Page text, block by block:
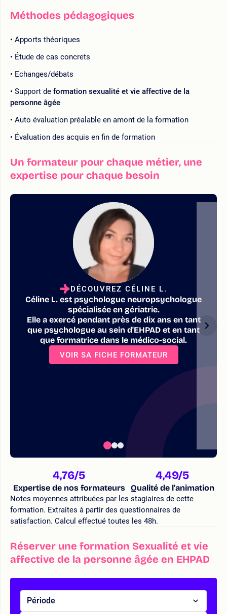
Méthodes pédagogiques
Apports théoriques
Étude de cas concrets
Echanges/débats
Support de formation sexualité et vie affective de la
personne âgée
Auto évaluation préalable en amont de la formation
Évaluation des acquis en fin de formation
Un formateur pour chaque métier, une
expertise pour chaque besoin
DÉCOUVREZ CÉLINE L.
Céline L. est psychologue neuropsychologue
spécialisée en gériatrie.
Elle a exercé pendant près de dix ans en tant
que psychologue au sein d'EHPAD et en tant
que formatrice dans le médico-social.
VOIR SA FICHE FORMATEUR
4,76/5
Expertise de nos formateurs
4,49/5
Qualité de l'animation
Notes moyennes attribuées par les stagiaires de cette
formation. Extraites à partir des questionnaires de
satisfaction. Calcul effectué toutes les 48h.
Réserver une formation Sexualité et vie
affective de la personne âgée en EHPAD
Période